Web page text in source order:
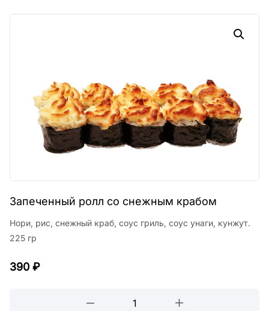
Запеченный ролл со снежным крабом
Нори, рис, снежный краб, соус гриль, соус унаги, кунжут.
225 гр
390 ₽